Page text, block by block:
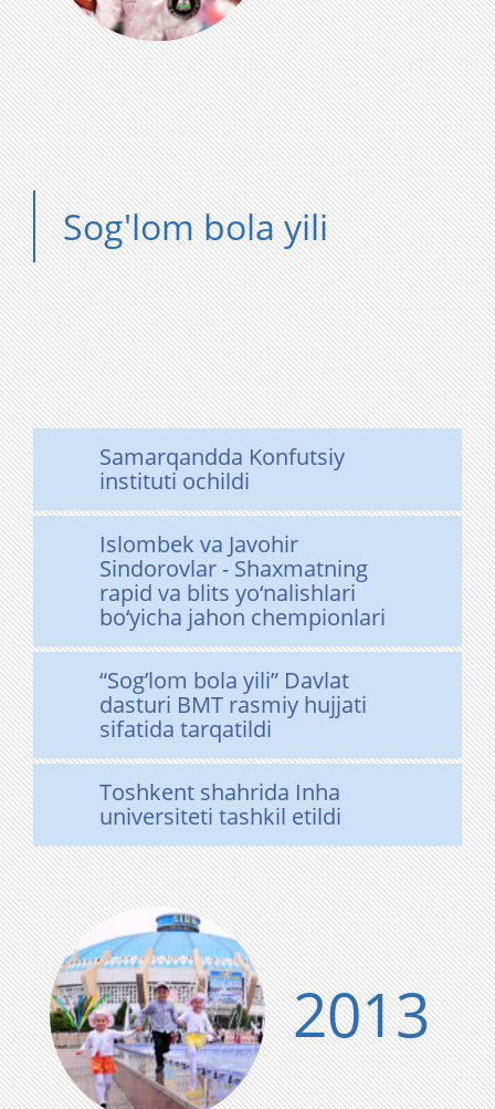
Sog'lom bola yili
Samarqandda Konfutsiy
instituti ochildi
Islombek va Javohir
Sindorovlar - Shaxmatning
rapid va blits yo‘nalishlari
bo‘yicha jahon chempionlari
“Sog’lom bola yili” Davlat
dasturi BMT rasmiy hujjati
sifatida tarqatildi
Toshkent shahrida Inha
universiteti tashkil etildi
2013